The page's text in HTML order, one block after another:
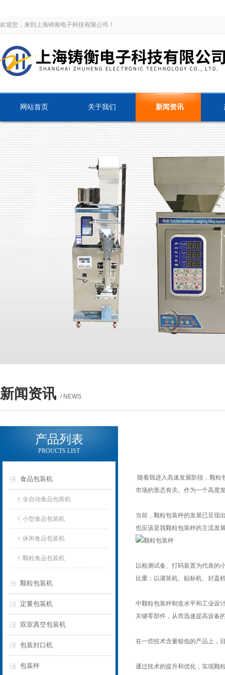
欢迎您，来到上海铸衡电子科技有限公司！
网站首页 关于我们 新闻资讯
新闻资讯 / NEWS
产品列表
PROUCTS LIST
食品包装机
全自动食品包装机
小型食品包装机
休闲食品包装机
颗粒食品包装机
颗粒包装机
定量包装机
双室真空包装机
包装封口机
包装秤
随着我进入高速发展阶段，颗粒
市场的形态有关。作为一个高度
当前，颗粒包装秤的发展已呈现
也应该是我颗粒包装秤的主流发
以检测试备、打码装置为代表的
比重；以灌装机、贴标机、封盖
中颗粒包装秤制造水平和工业设
关键零部件，从而迅速提高设备
在一些技术含量较低的产品上，
通过技术的提升和优化，实现颗